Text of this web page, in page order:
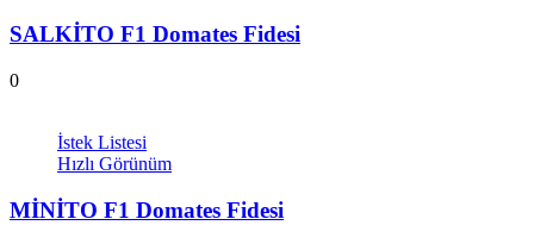
SALKİTO F1 Domates Fidesi
0
İstek Listesi
Hızlı Görünüm
MİNİTO F1 Domates Fidesi